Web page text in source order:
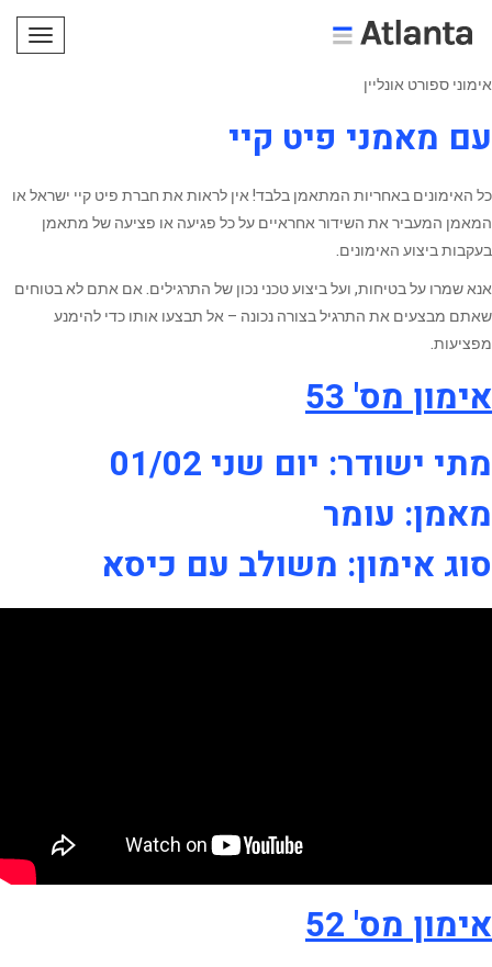
אימוני ספורט אונליין
עם מאמני פיט קיי
כל האימונים באחריות המתאמן בלבד! אין לראות את חברת פיט קיי ישראל או
המאמן המעביר את השידור אחראיים על כל פגיעה או פציעה של מתאמן
בעקבות ביצוע האימונים.
אנא שמרו על בטיחות, ועל ביצוע טכני נכון של התרגילים. אם אתם לא בטוחים
שאתם מבצעים את התרגיל בצורה נכונה – אל תבצעו אותו כדי להימנע
מפציעות.
אימון מס' 53
מתי ישודר: יום שני 01/02
מאמן: עומר
סוג אימון: משולב עם כיסא
אימון מס' 52